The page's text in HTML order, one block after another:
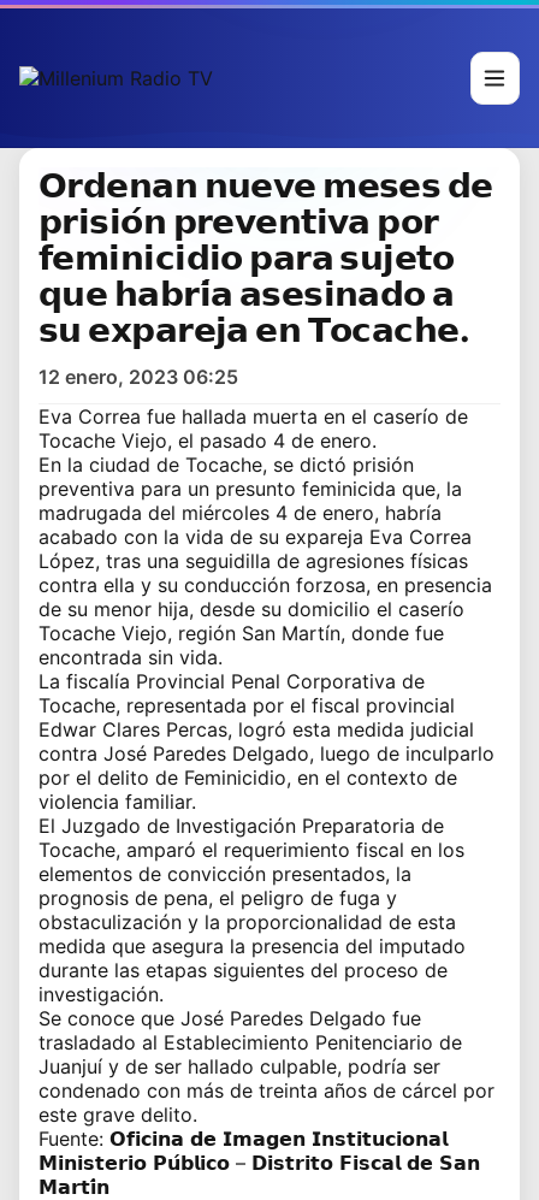
𝗢𝗿𝗱𝗲𝗻𝗮𝗻 𝗻𝘂𝗲𝘃𝗲 𝗺𝗲𝘀𝗲𝘀 𝗱𝗲
𝗽𝗿𝗶𝘀𝗶𝗼́𝗻 𝗽𝗿𝗲𝘃𝗲𝗻𝘁𝗶𝘃𝗮 𝗽𝗼𝗿
𝗳𝗲𝗺𝗶𝗻𝗶𝗰𝗶𝗱𝗶𝗼 𝗽𝗮𝗿𝗮 𝘀𝘂𝗷𝗲𝘁𝗼
𝗾𝘂𝗲 𝗵𝗮𝗯𝗿𝗶́𝗮 𝗮𝘀𝗲𝘀𝗶𝗻𝗮𝗱𝗼 𝗮
𝘀𝘂 𝗲𝘅𝗽𝗮𝗿𝗲𝗷𝗮 𝗲𝗻 𝗧𝗼𝗰𝗮𝗰𝗵𝗲.
12 enero, 2023 06:25
Eva Correa fue hallada muerta en el caserío de
Tocache Viejo, el pasado 4 de enero.
En la ciudad de Tocache, se dictó prisión
preventiva para un presunto feminicida que, la
madrugada del miércoles 4 de enero, habría
acabado con la vida de su expareja Eva Correa
López, tras una seguidilla de agresiones físicas
contra ella y su conducción forzosa, en presencia
de su menor hija, desde su domicilio el caserío
Tocache Viejo, región San Martín, donde fue
encontrada sin vida.
La fiscalía Provincial Penal Corporativa de
Tocache, representada por el fiscal provincial
Edwar Clares Percas, logró esta medida judicial
contra José Paredes Delgado, luego de inculparlo
por el delito de Feminicidio, en el contexto de
violencia familiar.
El Juzgado de Investigación Preparatoria de
Tocache, amparó el requerimiento fiscal en los
elementos de convicción presentados, la
prognosis de pena, el peligro de fuga y
obstaculización y la proporcionalidad de esta
medida que asegura la presencia del imputado
durante las etapas siguientes del proceso de
investigación.
Se conoce que José Paredes Delgado fue
trasladado al Establecimiento Penitenciario de
Juanjuí y de ser hallado culpable, podría ser
condenado con más de treinta años de cárcel por
este grave delito.
Fuente: 𝗢𝗳𝗶𝗰𝗶𝗻𝗮 𝗱𝗲 𝗜𝗺𝗮𝗴𝗲𝗻 𝗜𝗻𝘀𝘁𝗶𝘁𝘂𝗰𝗶𝗼𝗻𝗮𝗹
𝗠𝗶𝗻𝗶𝘀𝘁𝗲𝗿𝗶𝗼 𝗣𝘂́𝗯𝗹𝗶𝗰𝗼 – 𝗗𝗶𝘀𝘁𝗿𝗶𝘁𝗼 𝗙𝗶𝘀𝗰𝗮𝗹 𝗱𝗲 𝗦𝗮𝗻
𝗠𝗮𝗿𝘁𝗶́𝗻